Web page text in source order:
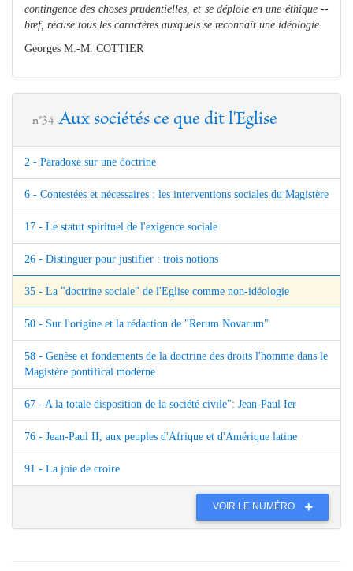
contingence des choses prudentielles, et se déploie en une éthique --
bref, récuse tous les caractères auxquels se reconnaît une idéologie.
Georges M.-M. COTTIER
n°34 Aux sociétés ce que dit l'Eglise
2 - Paradoxe sur une doctrine
6 - Contestées et nécessaires : les interventions sociales du Magistère
17 - Le statut spirituel de l'exigence sociale
26 - Distinguer pour justifier : trois notions
35 - La "doctrine sociale" de l'Eglise comme non-idéologie
50 - Sur l'origine et la rédaction de "Rerum Novarum"
58 - Genèse et fondements de la doctrine des droits l'homme dans le
Magistère pontifical moderne
67 - A la totale disposition de la société civile": Jean-Paul Ier
76 - Jean-Paul II, aux peuples d'Afrique et d'Amérique latine
91 - La joie de croire
VOIR LE NUMÉRO